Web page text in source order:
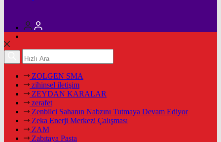
ZOLGEN SMA
zihinsel iletişim
ZEYDAN KARALAR
zerafet
Zenbilci Sahanın Nabzını Tutmaya Devam Ediyor
Zeka Enerji Merkezi Çalışması
ZAM
Zabıtaya Pasta